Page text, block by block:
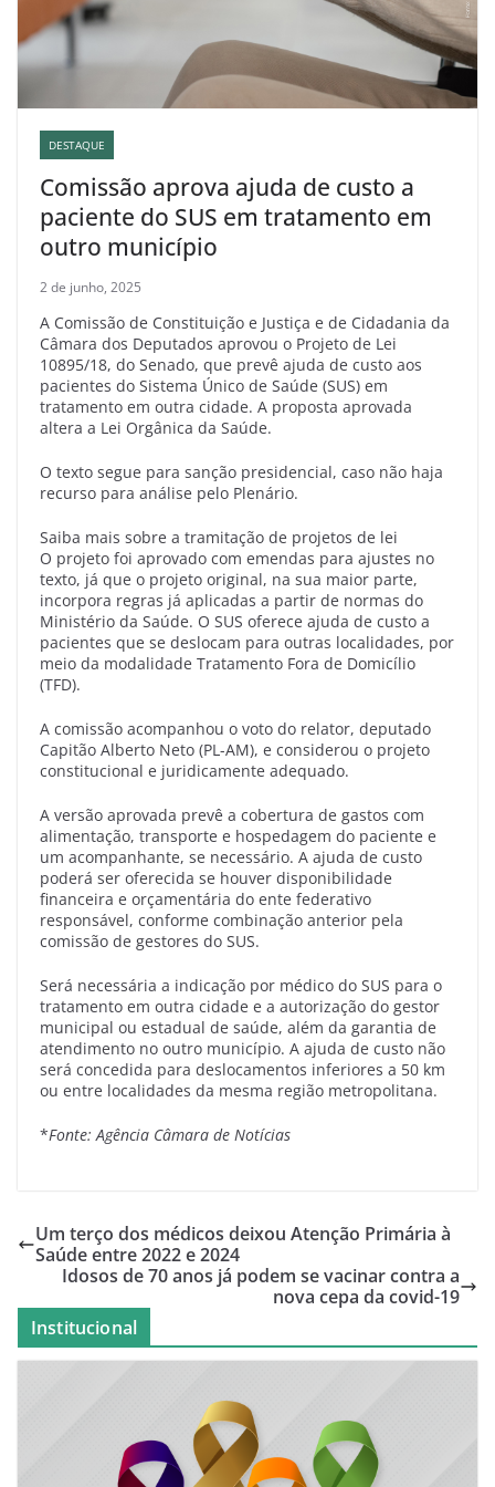
DESTAQUE
Comissão aprova ajuda de custo a
paciente do SUS em tratamento em
outro município
2 de junho, 2025
A Comissão de Constituição e Justiça e de Cidadania da
Câmara dos Deputados aprovou o Projeto de Lei
10895/18, do Senado, que prevê ajuda de custo aos
pacientes do Sistema Único de Saúde (SUS) em
tratamento em outra cidade. A proposta aprovada
altera a Lei Orgânica da Saúde.
O texto segue para sanção presidencial, caso não haja
recurso para análise pelo Plenário.
Saiba mais sobre a tramitação de projetos de lei
O projeto foi aprovado com emendas para ajustes no
texto, já que o projeto original, na sua maior parte,
incorpora regras já aplicadas a partir de normas do
Ministério da Saúde. O SUS oferece ajuda de custo a
pacientes que se deslocam para outras localidades, por
meio da modalidade Tratamento Fora de Domicílio
(TFD).
A comissão acompanhou o voto do relator, deputado
Capitão Alberto Neto (PL-AM), e considerou o projeto
constitucional e juridicamente adequado.
A versão aprovada prevê a cobertura de gastos com
alimentação, transporte e hospedagem do paciente e
um acompanhante, se necessário. A ajuda de custo
poderá ser oferecida se houver disponibilidade
financeira e orçamentária do ente federativo
responsável, conforme combinação anterior pela
comissão de gestores do SUS.
Será necessária a indicação por médico do SUS para o
tratamento em outra cidade e a autorização do gestor
municipal ou estadual de saúde, além da garantia de
atendimento no outro município. A ajuda de custo não
será concedida para deslocamentos inferiores a 50 km
ou entre localidades da mesma região metropolitana.
*Fonte: Agência Câmara de Notícias
Um terço dos médicos deixou Atenção Primária à
Saúde entre 2022 e 2024
Idosos de 70 anos já podem se vacinar contra a
nova cepa da covid-19
Institucional